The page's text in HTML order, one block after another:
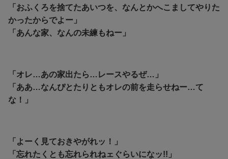
「おふくろを捨てたあいつを、なんとかへこましてやりた
かったからでよー」
「あんな家、なんの未練もねー」
「オレ…あの家出たら…レースやるぜ…」
「ああ…なんぴとたりともオレの前を走らせねー…て
な！」
「よーく見ておきやがれッ！」
「忘れたくとも忘れられねェぐらいになッ!!」